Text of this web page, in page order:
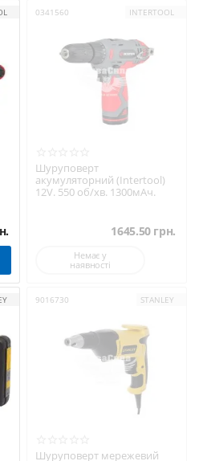
0341560 INTERTOOL
Шуруповерт
акумуляторний (Intertool)
12V. 550 об/хв. 1300мАч.
1645.50 грн.
Немає у
наявності
9016730 STANLEY
Шуруповерт мережевий